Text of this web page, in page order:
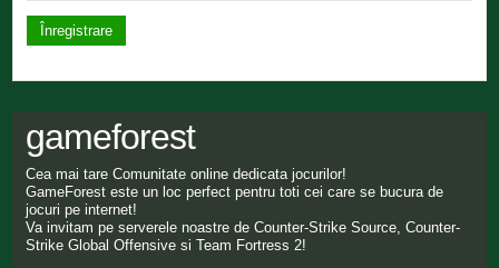
Înregistrare
gameforest
Cea mai tare Comunitate online dedicata jocurilor!
GameForest este un loc perfect pentru toti cei care se bucura de
jocuri pe internet!
Va invitam pe serverele noastre de Counter-Strike Source, Counter-
Strike Global Offensive si Team Fortress 2!